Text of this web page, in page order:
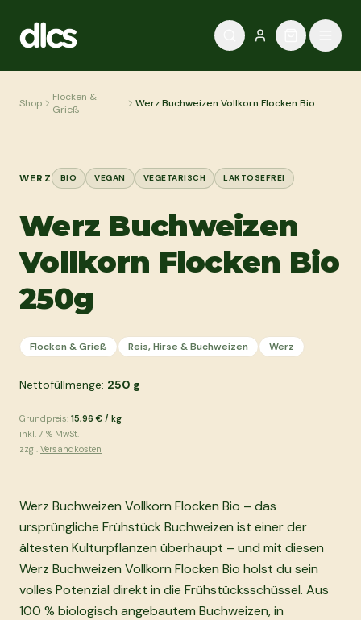
Shop
Flocken &
Grieß
Werz Buchweizen Vollkorn Flocken Bio
WERZ BIO VEGAN VEGETARISCH LAKTOSEFREI
Werz Buchweizen
Vollkorn Flocken Bio
250g
Flocken & Grieß Reis, Hirse & Buchweizen Werz
Nettofüllmenge: 250 g
Grundpreis: 15,96 € / kg
inkl. 7 % MwSt.
zzgl. Versandkosten
Werz Buchweizen Vollkorn Flocken Bio – das
ursprüngliche Frühstück Buchweizen ist einer der
ältesten Kulturpflanzen überhaupt – und mit diesen
Werz Buchweizen Vollkorn Flocken Bio holst du sein
volles Potenzial direkt in die Frühstücksschüssel. Aus
100 % biologisch angebautem Buchweizen, in